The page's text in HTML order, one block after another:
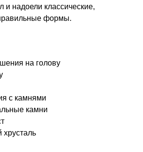
и надоели классические,
формы.
на голову
с камнями
камни